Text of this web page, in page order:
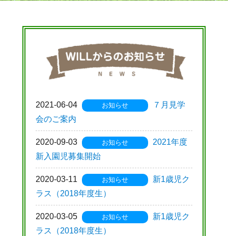
2021-06-04 お知らせ
７月見学
会のご案内
2020-09-03 お知らせ
2021年度
新入園児募集開始
2020-03-11 お知らせ
新1歳児ク
ラス（2018年度生）
2020-03-05 お知らせ
新1歳児ク
ラス（2018年度生）